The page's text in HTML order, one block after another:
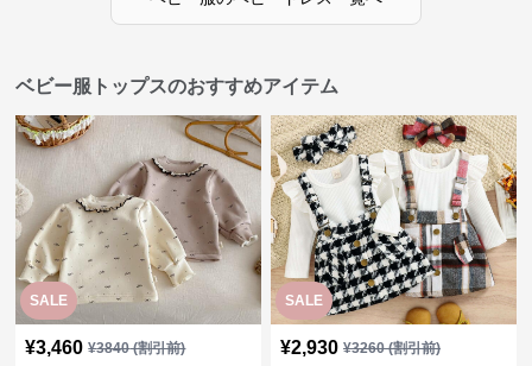
SALE
¥3,460 ¥3840(割引前)
2025新作 ベビー服 リボン柄フ
リル襟トップス 66-90センチ 2色
SALE
¥2,930 ¥3260(割引前)
ベビー服 チェック柄サスペンダ
ースカートセット